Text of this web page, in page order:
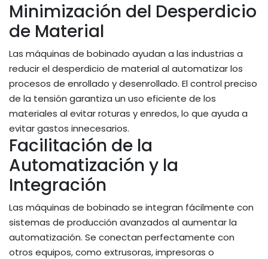
Minimización del Desperdicio
de Material
Las máquinas de bobinado ayudan a las industrias a
reducir el desperdicio de material al automatizar los
procesos de enrollado y desenrollado. El control preciso
de la tensión garantiza un uso eficiente de los
materiales al evitar roturas y enredos, lo que ayuda a
evitar gastos innecesarios.
Facilitación de la
Automatización y la
Integración
Las máquinas de bobinado se integran fácilmente con
sistemas de producción avanzados al aumentar la
automatización. Se conectan perfectamente con
otros equipos, como extrusoras, impresoras o